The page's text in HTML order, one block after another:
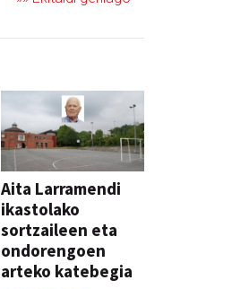
Aita Larramendi
ikastolako
sortzaileen eta
ondorengoen
arteko katebegia